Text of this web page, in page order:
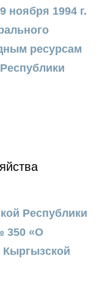
ноября 1994 г.
ресурсам
Республики
350 «О
Кыргызской